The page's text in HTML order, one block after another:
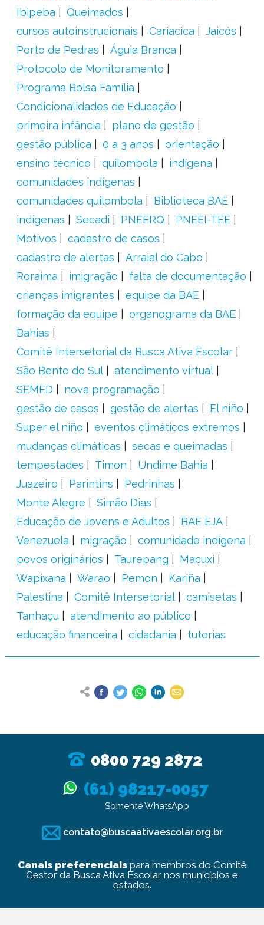
Ibipeba
Queimados
cursos autoinstrucionais
Cariacica
Jaicós
Porto de Pedras
Águia Branca
Protocolo de Monitoramento
Programa Bolsa Família
Condicionalidades de Educação
primeira infância
plano de gestão
gestão pública
0 a 3 anos
orientação
ensino técnico
quilombola
indígena
comunidades indígenas
comunidades quilombola
Biblioteca BAE
indígenas
Secadi PNEERQ
PNEEI-TEE
Motivos
cadastro de casos
cadastro de alertas
Arraial do Cabo
Roraima
imigração
falta de documentação
crianças imigrantes
equipe da BAE
formação da equipe
organograma da BAE
Bahias
Comitê Intersetorial da Busca Ativa Escolar
São Bento do Sul
atendimento virtual
SEMED
nova programação
gestão de casos
gestão de alertas
El niño
Super el niño
eventos climáticos extremos
mudanças climáticas
secas e queimadas
tempestades
Timon
Undime Bahia
Juazeiro
Parintins
Pedrinhas
Monte Alegre
Simão Dias
Educação de Jovens e Adultos
BAE EJA
Venezuela
migração
comunidade indígena
povos originários
Taurepang
Macuxi
Wapixana
Warao Pemon
Kariña
Palestina
Comitê Intersetorial
camisetas
Tanhaçu
atendimento ao público
educação financeira
cidadania tutorias
0800 729 2872
(61) 98217-0057
Somente WhatsApp
contato@buscaativaescolar.org.br
Canais preferenciaispara membros do Comitê
Gestor da Busca Ativa Escolar nos municípios e
estados.